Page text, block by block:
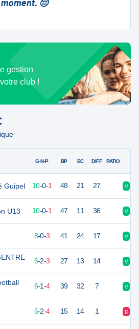
moment. 😔
gestion
club !
Guipel
U13
G-N-P BP BC DIFF RATIO
30 11 10-0-1 48 21 27 V
30 11 10-0-1 47 11 36 V
8-0-3 41 24 17 V
20 11 6-2-3 27 13 14 V
19 11 6-1-4 39 32 7 V
5-2-4 15 14 1 D